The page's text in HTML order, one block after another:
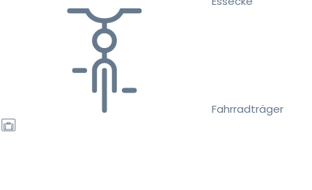
Fahrradträger